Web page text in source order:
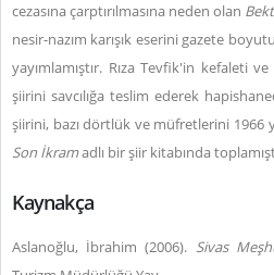
cezasına çarptırılmasına neden olan
nesir-nazım karışık eserini gazete
yayımlamıştır. Rıza Tevfik'in kefaleti
şiirini savcılığa teslim ederek
şiirini, bazı dörtlük ve müfretlerini 1966
Son İkramadlı bir şiir kitabında
Kaynakça
Aslanoğlu, İbrahim (2006). Sivas